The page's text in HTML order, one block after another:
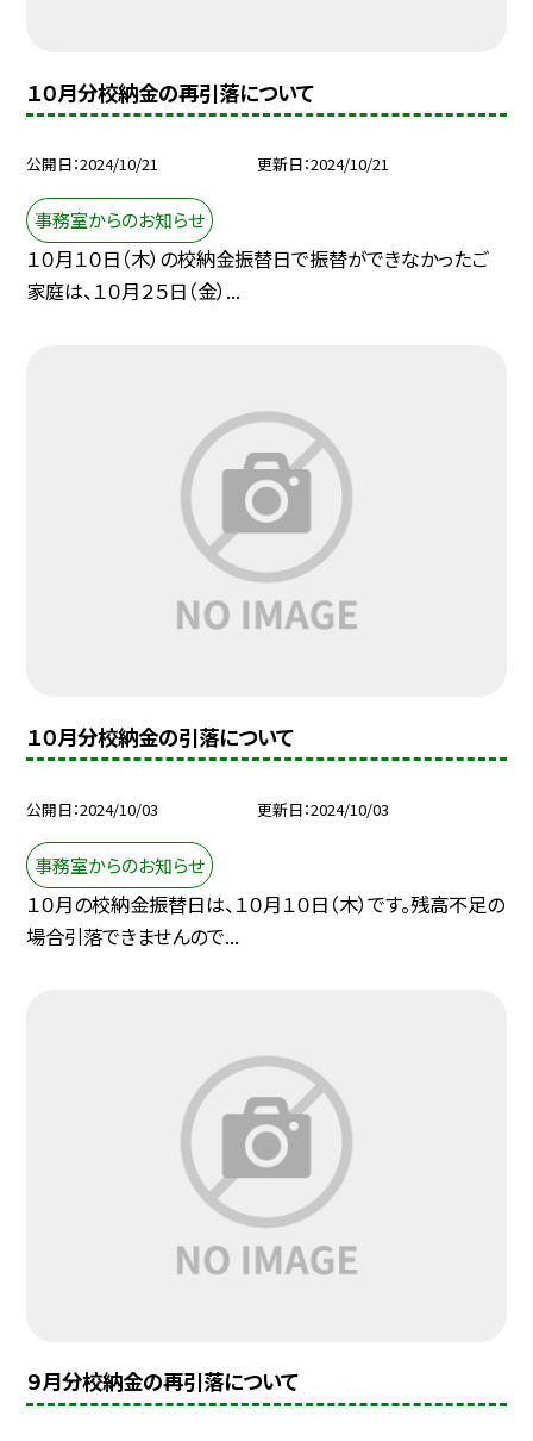
１０月分校納金の再引落について
公開日 2024/10/21 更新日 2024/10/21
事務室からのお知らせ
１０月１０日（木）の校納金振替日で振替ができなかったご
家庭は、１０月２５日（金）...
１０月分校納金の引落について
公開日 2024/10/03 更新日 2024/10/03
事務室からのお知らせ
１０月の校納金振替日は、１０月１０日（木）です。残高不足の
場合引落できませんので...
９月分校納金の再引落について